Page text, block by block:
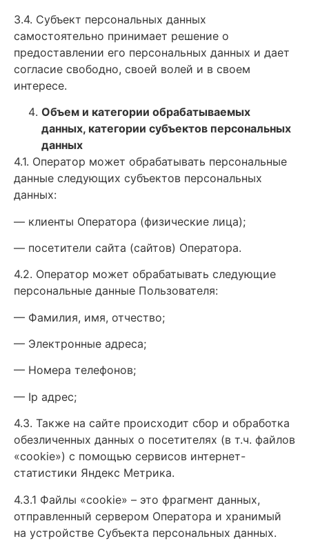
3.4. Субъект персональных данных
самостоятельно принимает решение о
предоставлении его персональных данных и дает
согласие свободно, своей волей и в своем
интересе.
Объем и категории обрабатываемых
данных, категории субъектов персональных
данных
4.1. Оператор может обрабатывать персональные
данные следующих субъектов персональных
данных:
— клиенты Оператора (физические лица);
— посетители сайта (сайтов) Оператора.
4.2. Оператор может обрабатывать следующие
персональные данные Пользователя:
— Фамилия, имя, отчество;
— Электронные адреса;
— Номера телефонов;
— Ip адрес;
4.3. Также на сайте происходит сбор и обработка
обезличенных данных о посетителях (в т.ч. файлов
«cookie») с помощью сервисов интернет-
статистики Яндекс Метрика.
4.3.1 Файлы «cookie» – это фрагмент данных,
отправленный сервером Оператора и хранимый
на устройстве Субъекта персональных данных.